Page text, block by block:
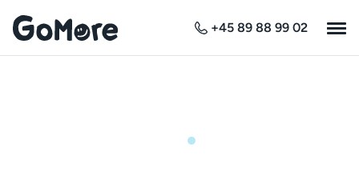
+45 89 88 99 02